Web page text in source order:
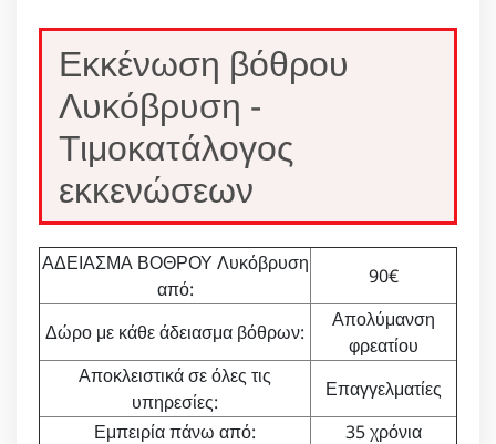
Εκκένωση βόθρου
Λυκόβρυση -
Τιμοκατάλογος
εκκενώσεων
ΑΔΕΙΑΣΜΑ ΒΟΘΡΟΥ Λυκόβρυση
από:
90€
Δώρο με κάθε άδειασμα βόθρων:
Απολύμανση
φρεατίου
Αποκλειστικά σε όλες τις
υπηρεσίες:
Επαγγελματίες
Εμπειρία πάνω από:
35 χρόνια